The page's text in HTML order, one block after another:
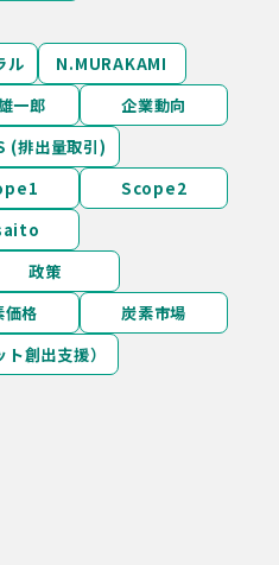
ル
N.MURAKAMI
一郎
企業動向
(排出量取引)
Scope2
政策
価格
炭素市場
創出支援）